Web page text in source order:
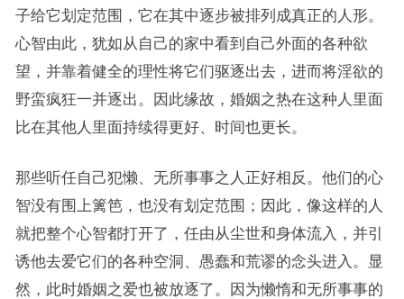
子给它划定范围，它在其中逐步被排列成真正的人形。
心智由此，犹如从自己的家中看到自己外面的各种欲
望，并靠着健全的理性将它们驱逐出去，进而将淫欲的
野蛮疯狂一并逐出。因此缘故，婚姻之热在这种人里面
比在其他人里面持续得更好、时间也更长。
那些听任自己犯懒、无所事事之人正好相反。他们的心
智没有围上篱笆，也没有划定范围；因此，像这样的人
就把整个心智都打开了，任由从尘世和身体流入，并引
诱他去爱它们的各种空洞、愚蠢和荒谬的念头进入。显
然，此时婚姻之爱也被放逐了。因为懒惰和无所事事的